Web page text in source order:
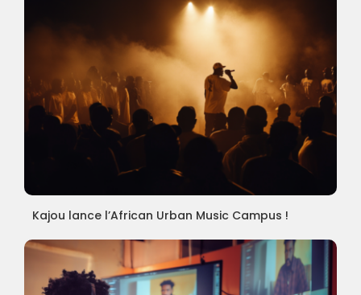
Kajou lance l’African Urban Music Campus !